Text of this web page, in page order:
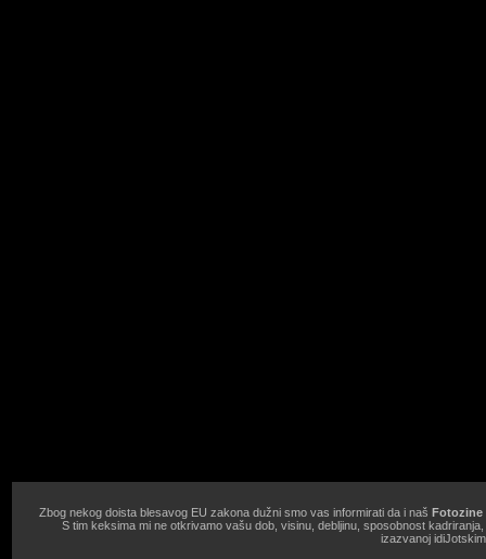
Zbog nekog doista blesavog EU zakona dužni smo vas informirati da i naš Fotozine
S tim keksima mi ne otkrivamo vašu dob, visinu, debljinu, sposobnost
izazvanoj